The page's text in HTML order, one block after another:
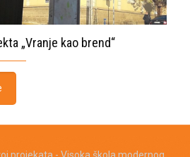
„Vranje kao brend“